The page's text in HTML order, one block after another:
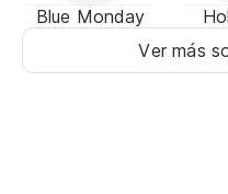
Blue Monday
Ver más